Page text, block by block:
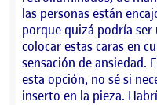
las personas están
porque quizá podría
colocar estas caras en
sensación de ansiedad.
esta opción, no sé si
inserto en la pieza.